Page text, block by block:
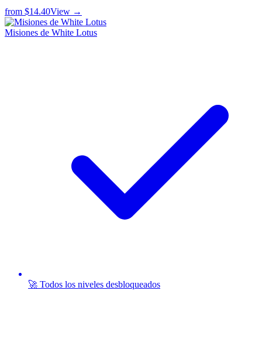
from $14.40View →
Misiones de White Lotus
🚀 Todos los niveles desbloqueados